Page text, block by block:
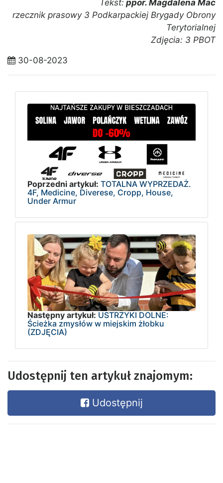
Tekst: ppor. Magdalena Mac
rzecznik prasowy 3 Podkarpackiej Brygady Obrony
Terytorialnej
Zdjęcia: 3 PBOT
30-08-2023
Poprzedni artykuł: TOTALNA WYPRZEDAŻ.
4F, Medicine, Diverese, Cropp, House,
Under Armur
Następny artykuł: USTRZYKI DOLNE:
Ścieżka zmysłów w miejskim żłobku
(ZDJĘCIA)
Udostępnij ten artykuł znajomym:
Udostępnij